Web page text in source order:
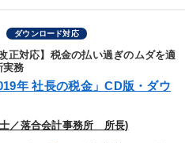
ダウンロード対応
正対応】税金の払い過ぎのムダを適
実務
年 社長の税金」CD版・ダウ
／落合会計事務所 所長)